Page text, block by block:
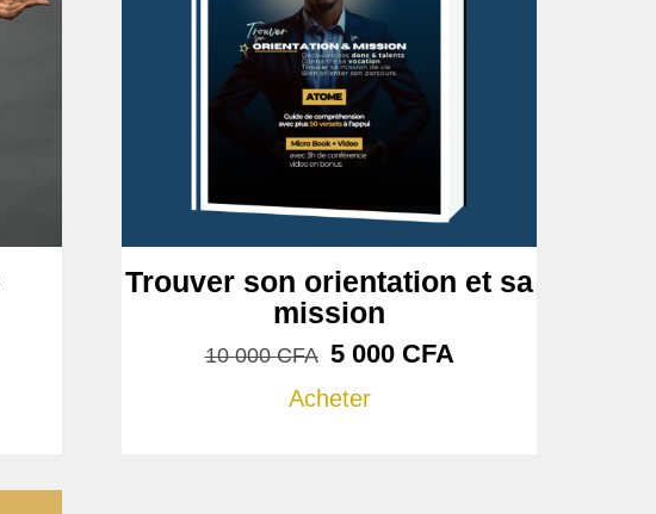
Trouver son orientation et sa
mission
10 000CFA 5 000 CFA
Acheter